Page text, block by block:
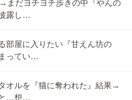
まだヨチヨチ歩きの中『やんの
露し…
部屋に入りたい『甘えん坊の
ってい…
オルを『猫に奪われた』結果→
と…想…